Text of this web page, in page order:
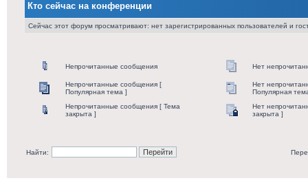
Кто сейчас на конференции
Сейчас этот форум просматривают: нет зарегистрированных пользователей и
Непрочитанные сообщения Нет
Непрочитанные сообщения [
Популярная тема ]
Нет
Популярная
Непрочитанные сообщения [ Тема
закрыта ]
Нет
закрыта ]
Найти: